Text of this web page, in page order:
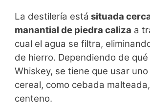
La destilería está situada
manantial de piedra caliza a
cual el agua se filtra,
de hierro. Dependiendo de
Whiskey, se tiene que usar
cereal, como cebada
centeno.